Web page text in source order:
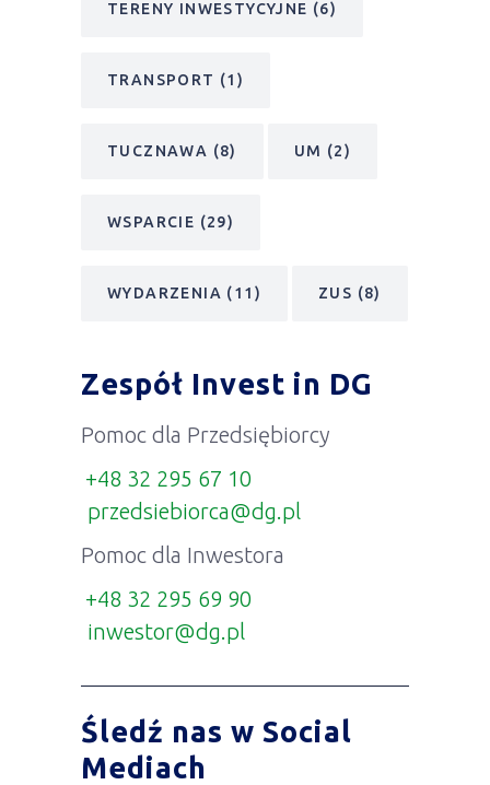
TERENY INWESTYCYJNE (6)
TRANSPORT (1)
TUCZNAWA (8) UM (2)
WSPARCIE (29)
WYDARZENIA (11) ZUS (8)
Zespół Invest in DG
Pomoc dla Przedsiębiorcy
+48 32 295 67 10
przedsiebiorca@dg.pl
Pomoc dla Inwestora
+48 32 295 69 90
inwestor@dg.pl
Śledź nas w Social
Mediach